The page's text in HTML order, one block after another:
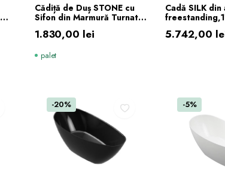
ADAUGĂ ÎN COȘ
Cădiță de Duș STONE cu
Sifon din Marmură Turnată
120x90x2,5 cm Bej Efect
Ardezie
1.830,00 lei
palet
ADAUGĂ
Cadă SILK
6.380,00 lei.
5.742,00
-20% -5%